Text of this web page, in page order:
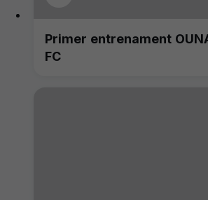
Primer entrenament
FC